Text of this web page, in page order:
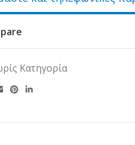
Κατηγορία